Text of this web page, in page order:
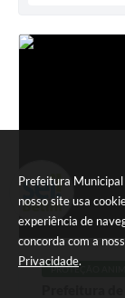
Prefeitura
nosso site usa
experiência de
concorda com a
Privacidade.
PROTEÇÃO
Prefeitura